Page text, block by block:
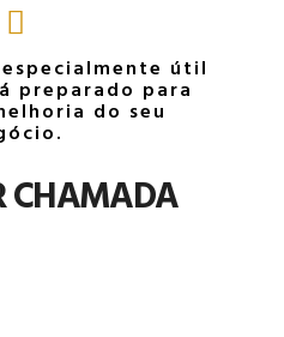
útil
preparado para
do seu
CHAMADA